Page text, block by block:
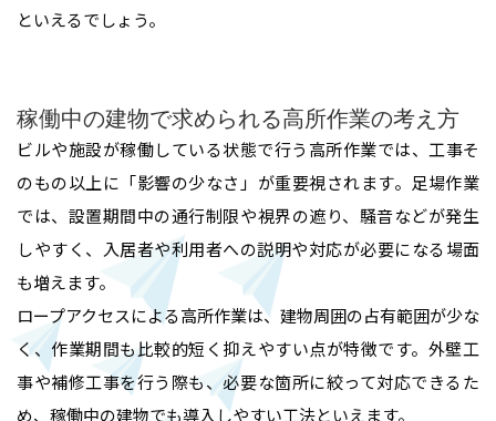
といえるでしょう。
稼働中の建物で求められる高所作業の考え方
ビルや施設が稼働している状態で行う高所作業では、工事そ
のもの以上に「影響の少なさ」が重要視されます。足場作業
では、設置期間中の通行制限や視界の遮り、騒音などが発生
しやすく、入居者や利用者への説明や対応が必要になる場面
も増えます。
ロープアクセスによる高所作業は、建物周囲の占有範囲が少な
く、作業期間も比較的短く抑えやすい点が特徴です。外壁工
事や補修工事を行う際も、必要な箇所に絞って対応できるた
め、稼働中の建物でも導入しやすい工法といえます。